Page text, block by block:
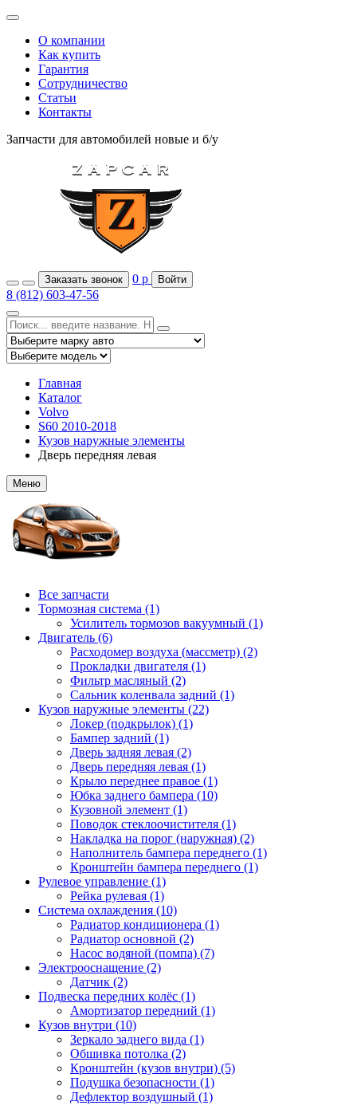
О компании
Как купить
Гарантия
Сотрудничество
Статьи
Контакты
Запчасти для автомобилей новые и б/у
Заказать звонок 0 р Войти
8 (812) 603-47-56
Главная
Каталог
Volvo
S60 2010-2018
Кузов наружные элементы
Дверь передняя левая
Меню
Все запчасти
Тормозная система (1)
Усилитель тормозов вакуумный (1)
Двигатель (6)
Расходомер воздуха (массметр) (2)
Прокладки двигателя (1)
Фильтр масляный (2)
Сальник коленвала задний (1)
Кузов наружные элементы (22)
Локер (подкрылок) (1)
Бампер задний (1)
Дверь задняя левая (2)
Дверь передняя левая (1)
Крыло переднее правое (1)
Юбка заднего бампера (10)
Кузовной элемент (1)
Поводок стеклоочистителя (1)
Накладка на порог (наружная) (2)
Наполнитель бампера переднего (1)
Кронштейн бампера переднего (1)
Рулевое управление (1)
Рейка рулевая (1)
Система охлаждения (10)
Радиатор кондиционера (1)
Радиатор основной (2)
Насос водяной (помпа) (7)
Электрооснащение (2)
Датчик (2)
Подвеска передних колёс (1)
Амортизатор передний (1)
Кузов внутри (10)
Зеркало заднего вида (1)
Обшивка потолка (2)
Кронштейн (кузов внутри) (5)
Подушка безопасности (1)
Дефлектор воздушный (1)